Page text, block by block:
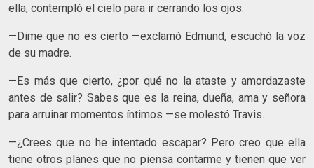
ella, contempló el cielo para ir cerrando los ojos.
—Dime que no es cierto —exclamó Edmund, escuchó la voz
de su madre.
—Es más que cierto, ¿por qué no la ataste y amordazaste
antes de salir? Sabes que es la reina, dueña, ama y señora
para arruinar momentos íntimos —se molestó Travis.
—¿Crees que no he intentado escapar? Pero creo que ella
tiene otros planes que no piensa contarme y tienen que ver